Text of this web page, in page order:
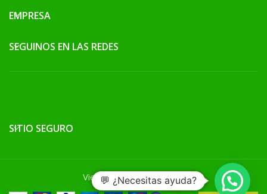
EMPRESA
SEGUINOS EN LAS REDES
SITIO SEGURO
Vieja Escuela Grow 2026
💬 ¿Necesitas ayuda?